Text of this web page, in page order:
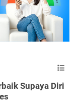
Supaya Diri